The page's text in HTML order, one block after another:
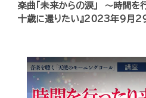
楽曲「未来からの涙」 ～時間
十歳に還りたい』2023年9月29